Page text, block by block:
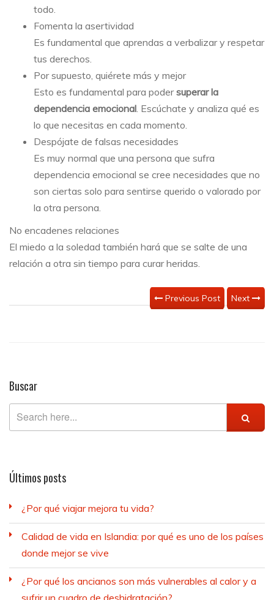
todo.
Fomenta la asertividad
Es fundamental que aprendas a verbalizar y respetar
tus derechos.
Por supuesto, quiérete más y mejor
Esto es fundamental para podersuperar la
dependencia emocional. Escúchate y analiza qué es
lo que necesitas en cada momento.
Despójate de falsas necesidades
Es muy normal que una persona que sufra
dependencia emocional se cree necesidades que no
son ciertas solo para sentirse querido o valorado por
la otra persona.
No encadenes relaciones
El miedo a la soledad también hará que se salte de una
relación a otra sin tiempo para curar heridas.
Previous Post Next
Buscar
Últimos posts
¿Por qué viajar mejora tu vida?
Calidad de vida en Islandia: por qué es uno de los países
donde mejor se vive
¿Por qué los ancianos son más vulnerables al calor y a